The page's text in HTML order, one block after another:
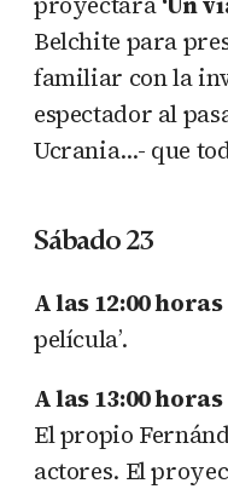
Belchite para
familiar con la
espectador al
Ucrania…- que
Sábado 23
A las 12:00 horas
película’.
A las 13:00 horas
El propio
actores. El